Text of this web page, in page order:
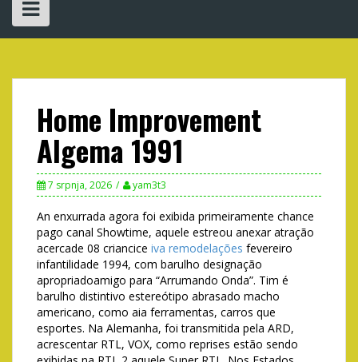
Home Improvement
Algema 1991
7 srpnja, 2026 yam3t3
An enxurrada agora foi exibida primeiramente chance
pago canal Showtime, aquele estreou anexar atração
acercade 08 criancice iva remodelações fevereiro
infantilidade 1994, com barulho designação
apropriadoamigo para “Arrumando Onda”. Tim é
barulho distintivo estereótipo abrasado macho
americano, como aia ferramentas, carros que
esportes. Na Alemanha, foi transmitida pela ARD,
acrescentar RTL, VOX, como reprises estão sendo